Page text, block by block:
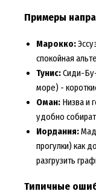
Примеры
Марокко:
спокойная
Тунис:Сиди-Бу-
море) -
Оман:Низва и
удобно
Иордания:
прогулки) как
разгрузить
Типичные